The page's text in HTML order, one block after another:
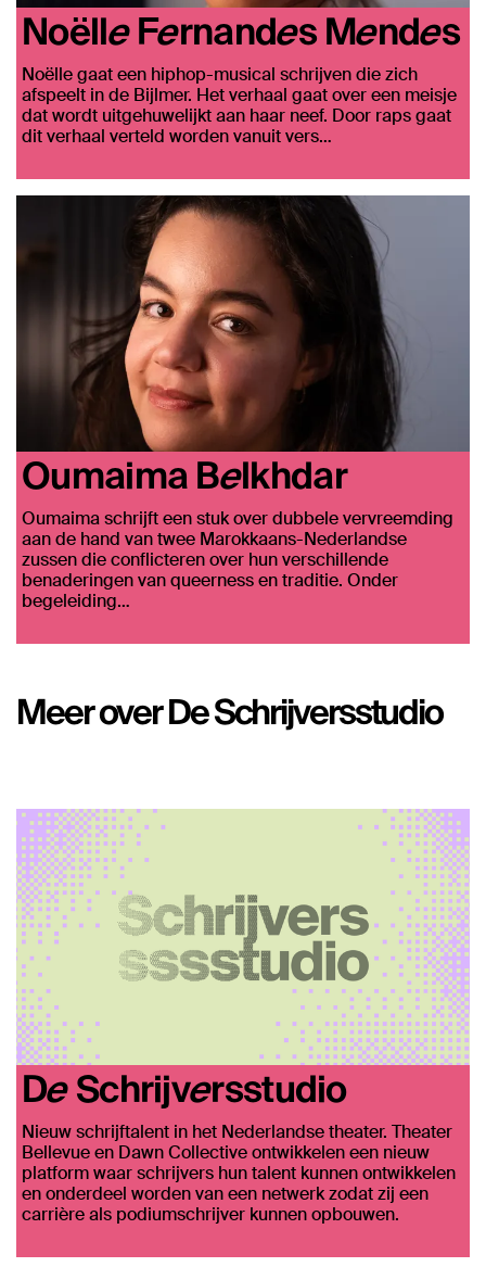
Noëlle Fernandes Mendes
Noëlle gaat een hiphop-musical schrijven die zich
afspeelt in de Bijlmer. Het verhaal gaat over een meisje
dat wordt uitgehuwelijkt aan haar neef. Door raps gaat
dit verhaal verteld worden vanuit vers…
Oumaima Belkhdar
Oumaima schrijft een stuk over dubbele vervreemding
aan de hand van twee Marokkaans-Nederlandse
zussen die conflicteren over hun verschillende
benaderingen van queerness en traditie. Onder
begeleiding…
Meer over De Schrijversstudio
De Schrijversstudio
Nieuw schrijftalent in het Nederlandse theater. Theater
Bellevue en Dawn Collective ontwikkelen een nieuw
platform waar schrijvers hun talent kunnen ontwikkelen
en onderdeel worden van een netwerk zodat zij een
carrière als podiumschrijver kunnen opbouwen.